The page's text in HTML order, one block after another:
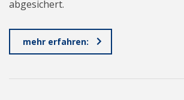
abgesichert.
mehr erfahren: